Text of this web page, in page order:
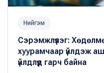
Нийгэм
Сэрэмжлүүлэг:
хуурамчаар үйлдэж
үйлдлүүд гарч байна